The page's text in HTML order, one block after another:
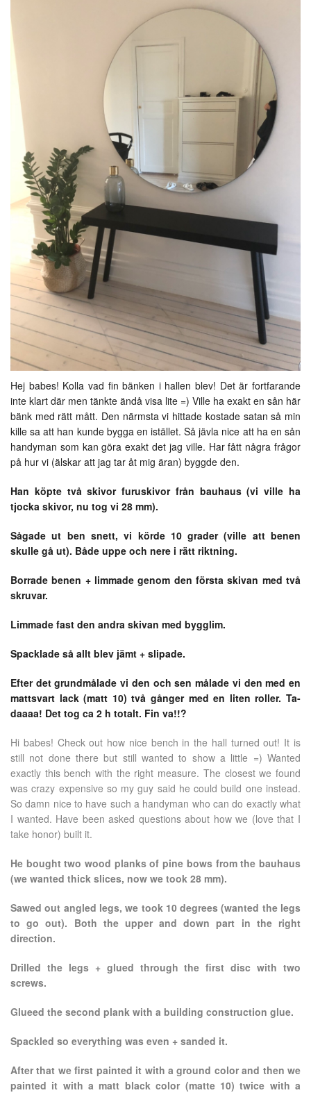
Hej babes! Kolla vad fin bänken i hallen blev! Det är fortfarande
inte klart där men tänkte ändå visa lite =) Ville ha exakt en sån här
bänk med rätt mått. Den närmsta vi hittade kostade satan så min
kille sa att han kunde bygga en istället. Så jävla nice att ha en sån
handyman som kan göra exakt det jag ville. Har fått några frågor
på hur vi (älskar att jag tar åt mig äran) byggde den.
Han köpte två skivor furuskivor från bauhaus (vi ville ha
tjocka skivor, nu tog vi 28 mm).
Sågade ut ben snett, vi körde 10 grader (ville att benen
skulle gå ut). Både uppe och nere i rätt riktning.
Borrade benen + limmade genom den första skivan med två
skruvar.
Limmade fast den andra skivan med bygglim.
Spacklade så allt blev jämt + slipade.
Efter det grundmålade vi den och sen målade vi den med en
mattsvart lack (matt 10) två gånger med en liten roller. Ta-
daaaa! Det tog ca 2 h totalt. Fin va!!?
Hi babes! Check out how nice bench in the hall turned out! It is
still not done there but still wanted to show a little =) Wanted
exactly this bench with the right measure. The closest we found
was crazy expensive so my guy said he could build one instead.
So damn nice to have such a handyman who can do exactly what
I wanted. Have been asked questions about how we (love that I
take honor) built it.
He bought two wood planks of pine bows from the bauhaus
(we wanted thick slices, now we took 28 mm).
Sawed out angled legs, we took 10 degrees (wanted the legs
to go out). Both the upper and down part in the right
direction.
Drilled the legs + glued through the first disc with two
screws.
Glueed the second plank with a building construction glue.
Spackled so everything was even + sanded it.
After that we first painted it with a ground color and then we
painted it with a matt black color (matte 10) twice with a